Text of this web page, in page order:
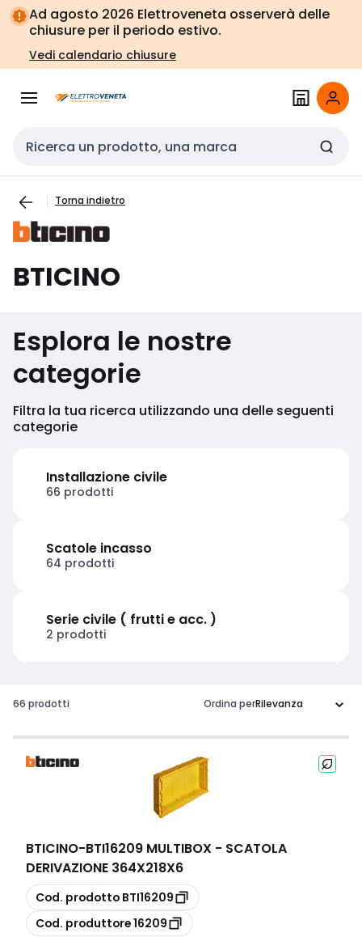
Vai alla
navigazione
Vai
alla
pagina
Ad agosto 2026 Elettroveneta osserverà delle
chiusure per il periodo estivo.
Vedi calendario chiusure
Cerca input
Torna indietro
BTICINO
Esplora le nostre
categorie
Filtra la tua ricerca utilizzando una delle seguenti
categorie
Installazione civile
66 prodotti
Scatole incasso
64 prodotti
Serie civile ( frutti e acc. )
2 prodotti
66 prodotti Ordina per
BTICINO-BTI16209 MULTIBOX - SCATOLA
DERIVAZIONE 364X218X6
copia
Cod. prodotto BTI16209
copia
Cod. produttore16209